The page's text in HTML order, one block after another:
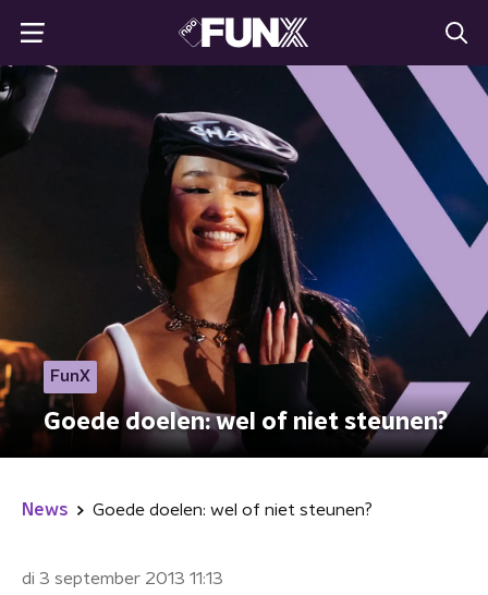
FunX
Goede doelen: wel of niet steunen?
News Goede doelen: wel of niet steunen?
di 3 september 2013 11:13